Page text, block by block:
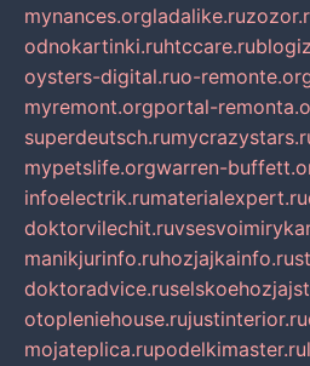
mynances.orgladalike.ru
odnokartinki.ruhtccare.ru
oysters-digital.ruo-
myremont.orgportal-
superdeutsch.ru
mypetslife.orgwarren-
infoelectrik.rumaterialexpert.ru
doktorvilechit.ru
manikjurinfo.ruhozjajkainfo.ru
doktoradvice.ru
otopleniehouse.rujustinterior.ru
mojateplica.rupodelkimaster.ru